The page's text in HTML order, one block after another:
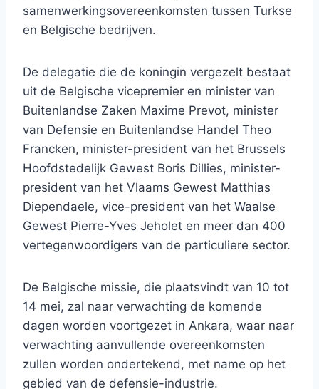
samenwerkingsovereenkomsten tussen Turkse
en Belgische bedrijven.
De delegatie die de koningin vergezelt bestaat
uit de Belgische vicepremier en minister van
Buitenlandse Zaken Maxime Prevot, minister
van Defensie en Buitenlandse Handel Theo
Francken, minister-president van het Brussels
Hoofdstedelijk Gewest Boris Dillies, minister-
president van het Vlaams Gewest Matthias
Diependaele, vice-president van het Waalse
Gewest Pierre-Yves Jeholet en meer dan 400
vertegenwoordigers van de particuliere sector.
De Belgische missie, die plaatsvindt van 10 tot
14 mei, zal naar verwachting de komende
dagen worden voortgezet in Ankara, waar naar
verwachting aanvullende overeenkomsten
zullen worden ondertekend, met name op het
gebied van de defensie-industrie.